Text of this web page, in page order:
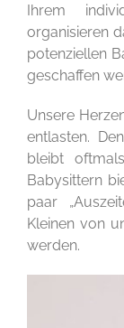
Ihrem
organisieren
potenziellen
geschaffen
Unsere
entlasten.
bleibt
Babysittern
paar
Kleinen von
werden.